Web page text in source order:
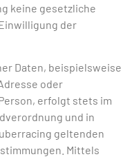
keine gesetzliche
der
Daten, beispielsweise
oder
erfolgt stets im
und in
geltenden
Mittels